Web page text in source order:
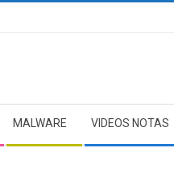
MALWARE VIDEOS NOTAS